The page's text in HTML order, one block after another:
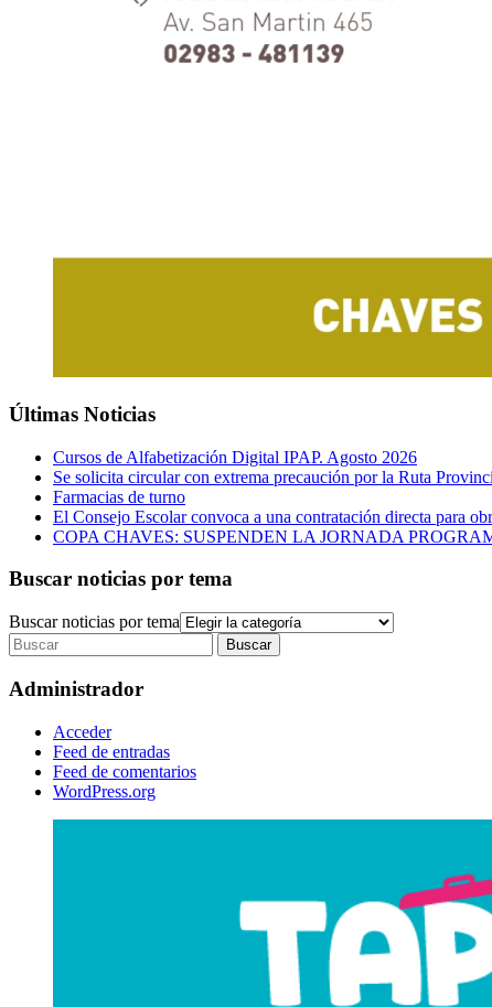
Últimas Noticias
Cursos de Alfabetización Digital IPAP. Agosto 2026
Se solicita circular con extrema precaución por la Ruta
Farmacias de turno
El Consejo Escolar convoca a una contratación directa para
COPA CHAVES: SUSPENDEN LA JORNADA
Buscar noticias por tema
Buscar noticias por tema
Administrador
Acceder
Feed de entradas
Feed de comentarios
WordPress.org